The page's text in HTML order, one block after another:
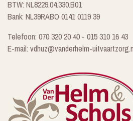
familieleden of bekenden die
toch nog kunnen “ervaren”. Wij
goede ervaringen met: Klapwijkse Zoom 207 2652 BN
jacques@fotograafvideograaf.nl
uitvaartvideo.nl Klik hier om een illustratie van zijn werk te
bekijken
BTW: NL8229.04.330.B01
Bank: NL39RABO 0141 0119 39
Telefoon: 070 320 20 40 - 015 310 16 43
E-mail: vdhuz@vanderhelm-